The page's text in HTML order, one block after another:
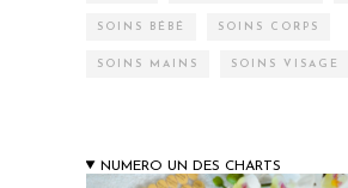
SOINS BÉBÉ SOINS CORPS
SOINS MAINS SOINS VISAGE
NUMERO UN DES CHARTS